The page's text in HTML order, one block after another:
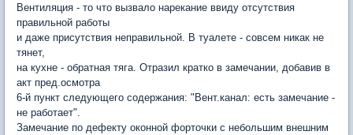
Вентиляция - то что вызвало нарекание ввиду отсутствия
правильной работы
и даже присутствия неправильной. В туалете - совсем никак не
тянет,
на кухне - обратная тяга. Отразил кратко в замечании, добавив в
акт пред.осмотра
6-й пункт следующего содержания: "Вент.канал: есть замечание -
не работает".
Замечание по дефекту оконной форточки с небольшим внешним